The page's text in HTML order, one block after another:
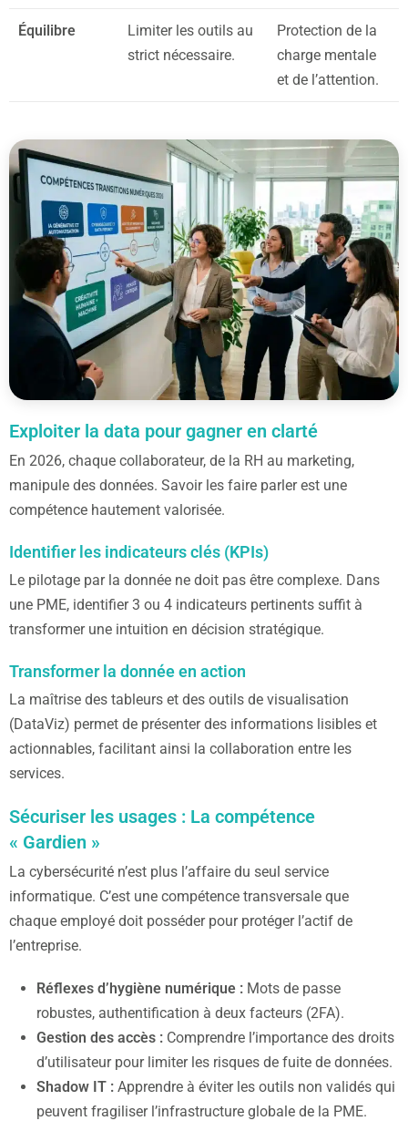
Équilibre
Limiter les outils au
strict nécessaire.
Protection de la
charge mentale
et de l’attention.
Exploiter la data pour gagner en clarté
En 2026, chaque collaborateur, de la RH au marketing,
manipule des données. Savoir les faire parler est une
compétence hautement valorisée.
Identifier les indicateurs clés (KPIs)
Le pilotage par la donnée ne doit pas être complexe. Dans
une PME, identifier 3 ou 4 indicateurs pertinents suffit à
transformer une intuition en décision stratégique.
Transformer la donnée en action
La maîtrise des tableurs et des outils de visualisation
(DataViz) permet de présenter des informations lisibles et
actionnables, facilitant ainsi la collaboration entre les
services.
Sécuriser les usages : La compétence
« Gardien »
La cybersécurité n’est plus l’affaire du seul service
informatique. C’est une compétence transversale que
chaque employé doit posséder pour protéger l’actif de
l’entreprise.
Réflexes d’hygiène numérique : Mots de passe
robustes, authentification à deux facteurs (2FA).
Gestion des accès : Comprendre l’importance des droits
d’utilisateur pour limiter les risques de fuite de données.
Shadow IT : Apprendre à éviter les outils non validés qui
peuvent fragiliser l’infrastructure globale de la PME.